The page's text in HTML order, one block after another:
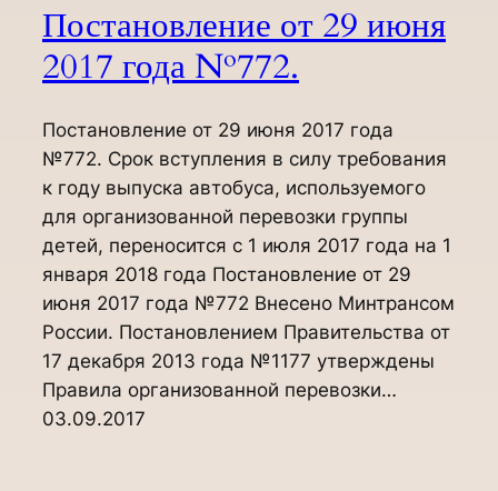
Постановление от 29 июня
2017 года №772.
Постановление от 29 июня 2017 года
№772. Срок вступления в силу требования
к году выпуска автобуса, используемого
для организованной перевозки группы
детей, переносится с 1 июля 2017 года на 1
января 2018 года Постановление от 29
июня 2017 года №772 Внесено Минтрансом
России. Постановлением Правительства от
17 декабря 2013 года №1177 утверждены
Правила организованной перевозки…
03.09.2017